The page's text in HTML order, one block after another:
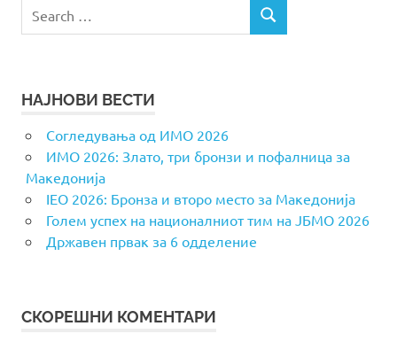
for:
SEARCH
НАЈНОВИ ВЕСТИ
Согледувања од ИМО 2026
ИМО 2026: Злато, три бронзи и пофалница за
Македонија
IEO 2026: Бронза и второ место за Македонија
Голем успех на националниот тим на ЈБМО 2026
Државен првак за 6 одделение
СКОРЕШНИ КОМЕНТАРИ